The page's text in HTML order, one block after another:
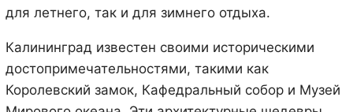
для летнего, так и для зимнего отдыха.
Калининград известен своими историческими
достопримечательностями, такими как
Королевский замок, Кафедральный собор и Музей